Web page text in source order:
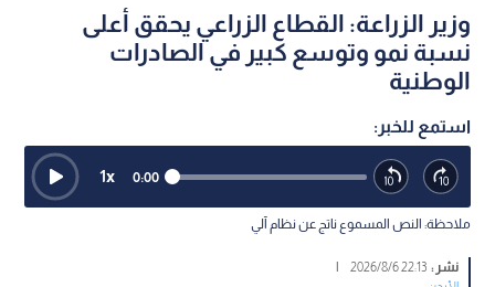
وزير الزراعة: القطاع الزراعي يحقق أعلى
نسبة نمو وتوسع كبير في الصادرات
الوطنية
استمع للخبر:
0:00
1x
ملاحظة: النص المسموع ناتج عن نظام آلي
نشر :22:13 2026/8/6